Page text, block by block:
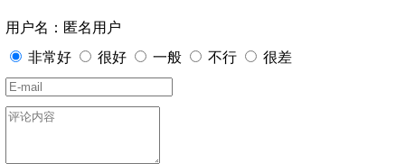
用户名：匿名用户
非常好
很好 一般 不行 很差